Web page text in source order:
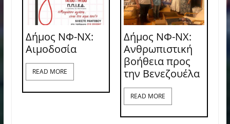
Δήμος ΝΦ-ΝΧ:
Aιμοδοσία
READ MORE
Δήμος ΝΦ-ΝΧ:
Ανθρωπιστική
βοήθεια προς
την Βενεζουέλα
READ MORE